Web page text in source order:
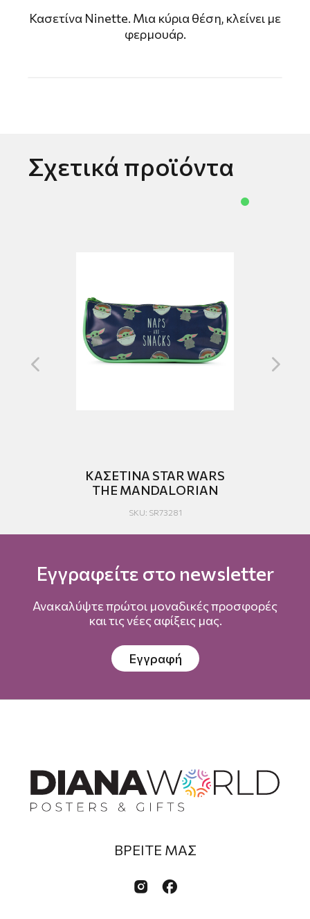
Κασετίνα Ninette. Μια κύρια θέση, κλείνει με
φερμουάρ.
Σχετικά προϊόντα
ΚΑΣΕΤΙΝΑ STAR WARS
THE MANDALORIAN
SKU: SR73281
Εγγραφείτε στο newsletter
Ανακαλύψτε πρώτοι μοναδικές προσφορές
και τις νέες αφίξεις μας.
Εγγραφή
ΒΡΕΙΤΕ ΜΑΣ
 